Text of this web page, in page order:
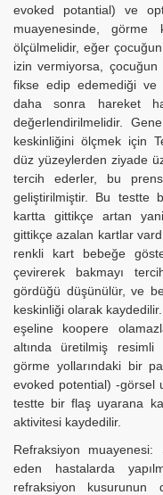
evoked potantial) ve
muayenesinde,
ölçülmelidir, eğer
izin vermiyorsa, çocuğun
fikse edip edemediği ve
daha sonra hareket
değerlendirilmelidir.
keskinliğini ölçmek için
düz yüzeylerden ziyade
tercih ederler, bu
geliştirilmiştir. Bu testte
kartta gittikçe artan
gittikçe azalan kartlar
renkli kart bebeğe
çevirerek bakmayı
gördüğü düşünülür, ve
keskinliği olarak
eşeline koopere
altında üretilmiş
görme yollarındaki bir
evoked potential) -görsel
testte bir flaş uyarana
aktivitesi kaydedilir.
Refraksiyon muayenesi:
eden hastalarda
refraksiyon kusurunun